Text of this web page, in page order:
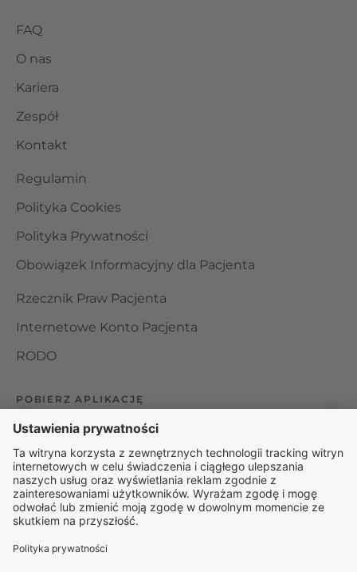
FAQ
O nas
Kariera
Zespół
Kontakt
Regulamin
Polityka Cookies
Polityka Prywatności
Obowiązek Informacyjny dla Pacjenta
Rzecznik Praw Pacjenta
Internetowe Konto Pacjenta
RODO
POBIERZ APLIKACJĘ
Organizator udzielania świadczeń telemedycznych jest
podmiotem leczniczym w rozumieniu ustawy z dnia 15
kwietnia 2011 roku o działalności leczniczej, wpisanym do
rejestru podmiotów wykonujących działalność leczniczą pod
numerem: 000000229172.